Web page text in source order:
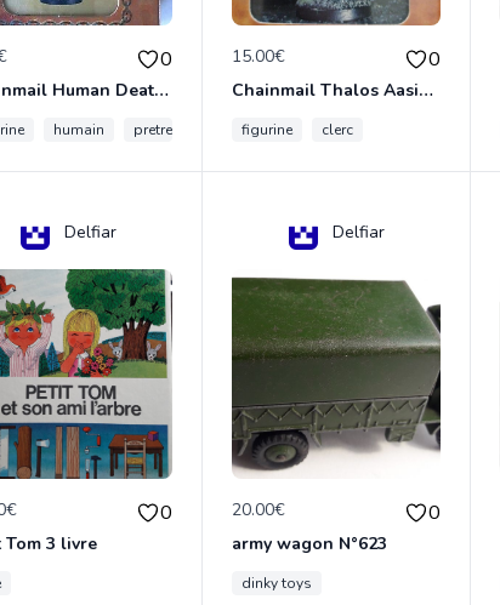
0
Chainmail Human Death Cleric
humain pretre
15.00€ 0
Chainmail Thalos Aasimar Cleric
figurine clerc
Delfiar
0
Tom 3 livre
Delfiar
20.00€ 0
army wagon N°623
dinky toys